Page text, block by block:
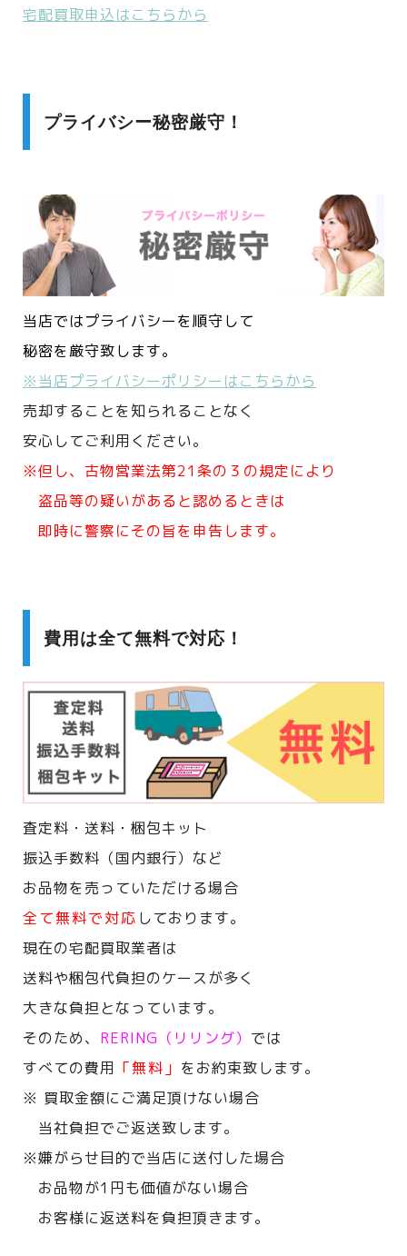
宅配買取申込はこちらから
プライバシー秘密厳守！
当店ではプライバシーを順守して
秘密を厳守致します。
※当店プライバシーポリシーはこちらから
売却することを知られることなく
安心してご利用ください。
※但し、古物営業法第21条の３の規定により
盗品等の疑いがあると認めるときは
即時に警察にその旨を申告します。
費用は全て無料で対応！
査定料・送料・梱包キット
振込手数料（国内銀行）など
お品物を売っていただける場合
全て無料で対応 しております。
現在の宅配買取業者は
送料や梱包代負担のケースが多く
大きな負担となっています。
そのため、 RERING（リリング） では
すべての費用 「無料」 をお約束致します。
※ 買取金額にご満足頂けない場合
当社負担でご返送致します。
※嫌がらせ目的で当店に送付した場合
お品物が1円も価値がない場合
お客様に返送料を負担頂きます。